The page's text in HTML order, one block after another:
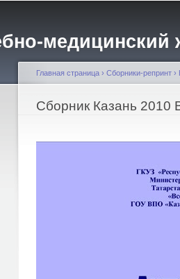
Вы здесь
Главная страница › Сборники-репринт ›
Сборник Казань 2010